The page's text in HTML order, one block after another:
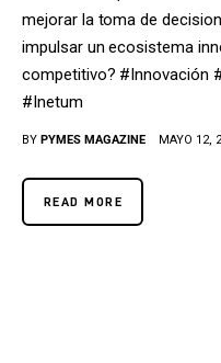
mejorar la toma de
impulsar un ecosistema
competitivo? #Innovación
#Inetum
BY PYMES MAGAZINE MAYO 12,
READ MORE